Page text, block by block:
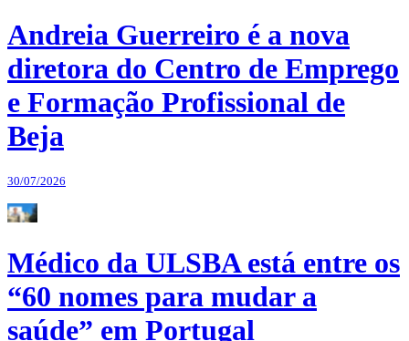
Andreia Guerreiro é a nova
diretora do Centro de Emprego
e Formação Profissional de
Beja
30/07/2026
Médico da ULSBA está entre os
“60 nomes para mudar a
saúde” em Portugal